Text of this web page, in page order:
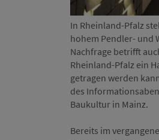
In Rheinland-Pfalz
hohem Pendler- und
Nachfrage betrifft
Rheinland-Pfalz ein
getragen werden
des
Baukultur in Mainz.
Bereits im